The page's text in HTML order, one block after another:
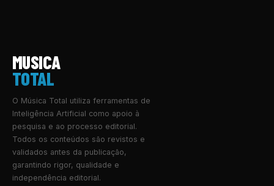
MUSICA
TOTAL
O Música Total utiliza ferramentas de
Inteligência Artificial como apoio à
pesquisa e ao processo editorial.
Todos os conteúdos são revistos e
validados antes da publicação,
garantindo rigor, qualidade e
independência editorial.